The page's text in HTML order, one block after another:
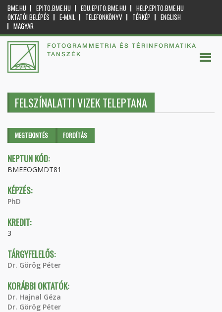
BME.HU EPITO.BME.HU EDU.EPITO.BME.HU
HELP.EPITO.BME.HU
OKTATÓI BELÉPÉS
E-MAIL TELEFONKÖNYV TÉRKÉP
ENGLISH
MAGYAR
FOTOGRAMMETRIA ÉS TÉRINFORMATIKA
TANSZÉK
FELSZÍNALATTI VIZEK TELEPTANA
Elsődleges fülek
MEGTEKINTÉS (AKTÍVFORDÍTÁS
NEPTUN KÓD:
BMEEOGMDT81
KÉPZÉS:
PhD
KREDIT:
3
TÁRGYFELELŐS:
Dr. Görög Péter
KORÁBBI OKTATÓK:
Dr. Hajnal Géza
Dr. Görög Péter